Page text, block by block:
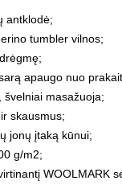
antklodė;
tumbler vilnos;
apaugo nuo
švelniai masažuoja;
skausmus;
jonų įtaką kūnui;
g/m2;
WOOLMARK